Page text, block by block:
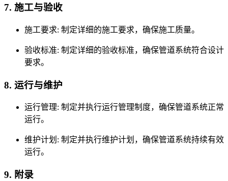
7. 施工与验收
施工要求: 制定详细的施工要求，确保施工质量。
验收标准: 制定详细的验收标准，确保管道系统符合设计
要求。
8. 运行与维护
运行管理: 制定并执行运行管理制度，确保管道系统正常
运行。
维护计划: 制定并执行维护计划，确保管道系统持续有效
运行。
9. 附录